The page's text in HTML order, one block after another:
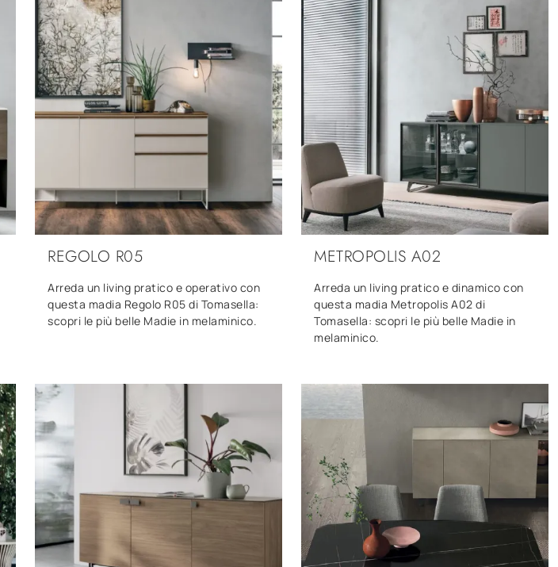
REGOLO R05
Arreda un living pratico e operativo con
questa madia Regolo R05 di Tomasella:
scopri le più belle Madie in melaminico.
METROPOLIS A02
Arreda un living pratico e dinamico con
questa madia Metropolis A02 di
Tomasella: scopri le più belle Madie in
melaminico.